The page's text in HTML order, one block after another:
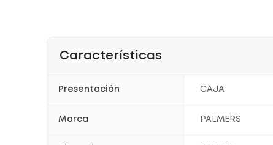
Características
Presentación CAJA
Marca PALMERS